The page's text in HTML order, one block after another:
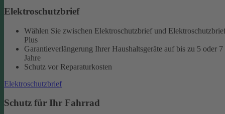
Elektroschutzbrief
Wählen Sie zwischen Elektroschutzbrief und
Plus
Garantieverlängerung Ihrer Haushaltsgeräte auf bis zu 5 oder 7
Jahre
Schutz vor Reparaturkosten
Elektroschutzbrief
Schutz für Ihr Fahrrad